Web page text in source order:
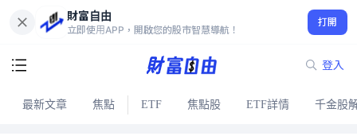
財富自由
立即使用APP，開啟您的股市智慧導航！
打開
登入
最新文章 焦點 ETF 焦點股 ETF詳情 千金股